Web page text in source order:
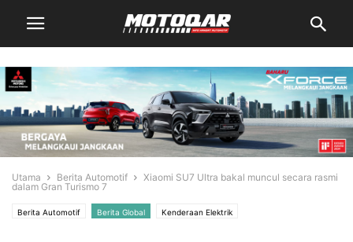
Utama Berita Automotif
Xiaomi SU7 Ultra bakal muncul secara rasmi
dalam Gran Turismo 7
Berita Automotif Berita Global Kenderaan Elektrik